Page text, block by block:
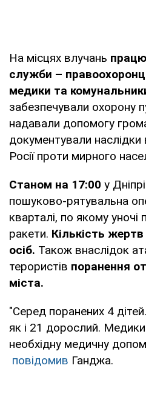
На місцях влучань
служби –
медики та
забезпечували охорону
надавали допомогу
документували
Росії проти мирного
Станом на 17:00 у
пошуково-рятувальна
кварталі, по якому уночі
ракети. Кількість
осіб. Також внаслідок
терористів поранення
міста.
"Серед поранених 4
як і 21 дорослий.
необхідну медичну
повідомив Ганджа.